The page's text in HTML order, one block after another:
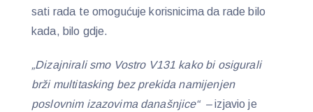
sati rada te omogućuje korisnicima da rade bilo
kada, bilo gdje.
„Dizajnirali smo Vostro V131 kako bi osigurali
brži multitasking bez prekida namijenjen
poslovnim izazovima današnjice“ –izjavio je